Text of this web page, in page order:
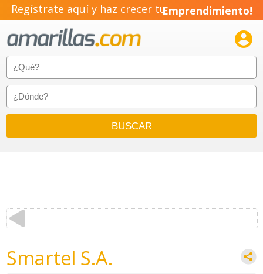
Regístrate aquí y haz crecer tuEmprendimiento!

Smartel S.A.